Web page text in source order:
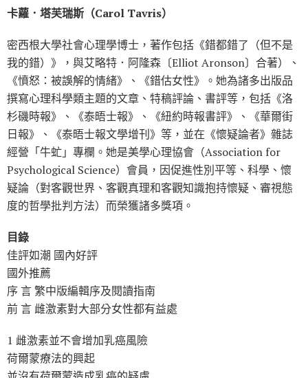
卡蘿．塔芙瑞斯（Carol Tavris）
密西根大學社會心理學博士，著作包括《錯都錯了（但不是
我的錯）》，與艾略特．阿隆森〔Elliot Aronson〕合著）、
《憤怒：被誤解的情緒》、《錯估女性》。她為諸多出版品
撰寫心理科學類主題的文章、特稿評論、書評等，包括《洛
杉磯時報》、《泰晤士報》、《紐約時報書評》、《華爾街
日報》、《泰晤士報文學增刊》等，並在《懷疑論者》雜誌
經營「牛虻」專欄。她是美學心理協會（Association for
Psychological Science）會員，因促進性別平等、科學、懷
疑論（對客觀世界、客觀真理和客觀知識抱持懷疑、審視態
度的哲學批判方法）而榮獲諸多獎項。
目錄
佳評如潮 國內好評
國外推薦
序 言 繁中版編輯序及閱讀指南
前 言 雌激素對大部分女性都有益處
1 雌激素並不會增加乳癌風險
荷爾蒙療法的興起